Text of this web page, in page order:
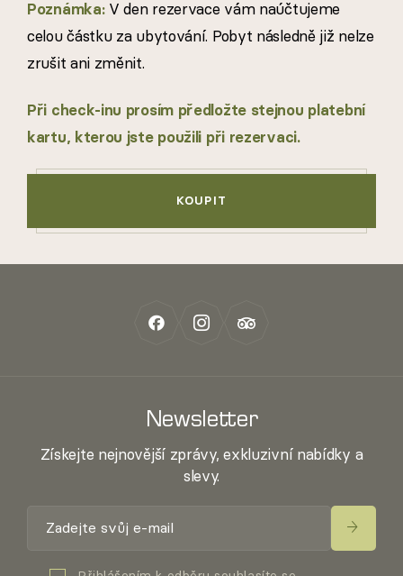
Poznámka:V den rezervace vám naúčtujeme
celou částku za ubytování. Pobyt následně již nelze
zrušit ani změnit.
Při check-inu prosím předložte stejnou platební
kartu, kterou jste použili při rezervaci.
KOUPIT
Newsletter
Získejte nejnovější zprávy, exkluzivní nabídky a
slevy.